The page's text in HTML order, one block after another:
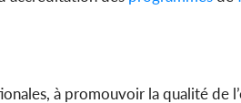
à promouvoir la qualité de